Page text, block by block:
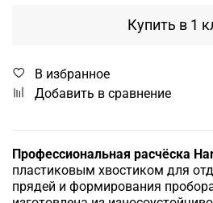
Купить в 1
В избранное
Добавить в сравнение
Профессиональная расчёска
пластиковым хвостиком для
прядей и формирования